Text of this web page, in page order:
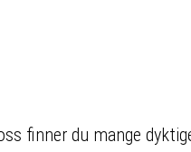
finner du mange